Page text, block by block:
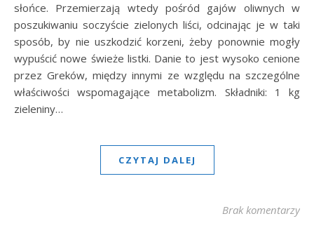
słońce. Przemierzają wtedy pośród gajów oliwnych w
poszukiwaniu soczyście zielonych liści, odcinając je w taki
sposób, by nie uszkodzić korzeni, żeby ponownie mogły
wypuścić nowe świeże listki. Danie to jest wysoko cenione
przez Greków, między innymi ze względu na szczególne
właściwości wspomagające metabolizm. Składniki: 1 kg
zieleniny…
CZYTAJ DALEJ
Brak komentarzy